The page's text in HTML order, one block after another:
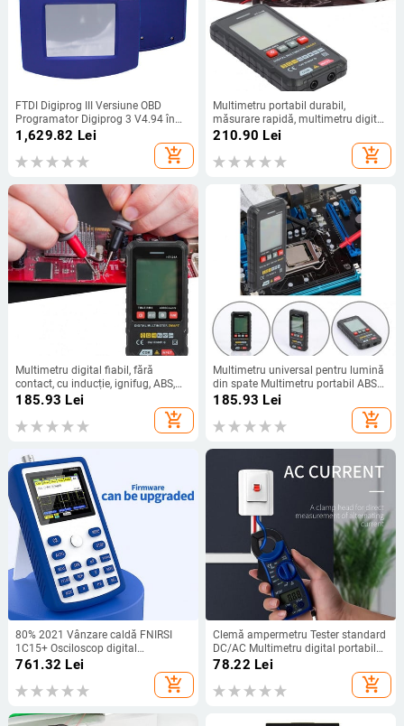
FTDI Digiprog III Versiune OBD
Programator Digiprog 3 V4.94 în
mai multe limbi cu cablu OBD2
ST01 ST04 Digiprog3
1,629.82 Lei
add_shopping_cart
Multimetru portabil durabil,
măsurare rapidă, multimetru digital
versatil pentru multimetru de
întreținere a aparatelor de uz casnic
210.90 Lei
add_shopping_cart
Multimetru digital fiabil, fără
contact, cu inducție, ignifug, ABS,
contor universal pentru reparații
185.93 Lei
add_shopping_cart
Multimetru universal pentru lumină
din spate Multimetru portabil ABS
ignifug Mâner confortabil de mână
185.93 Lei
add_shopping_cart
80% 2021 Vânzare caldă FNIRSI
1C15+ Osciloscop digital
profesional 500MS/S 110M lățime
761.32 Lei
add_shopping_cart
Clemă ampermetru Tester standard
DC/AC Multimetru digital portabil
Ohm Diodă NVC Hz Tester pentru
78.22 Lei
add_shopping_cart